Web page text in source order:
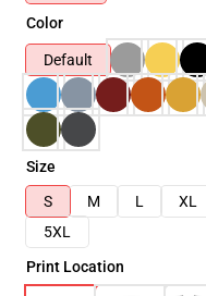
Color
Default
Size
S
M L XL
5XL
Print Location